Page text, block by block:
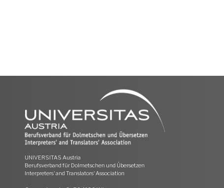
UNIVERSITAS Austria
Berufsverband für Dolmetschen und Übersetzen
Interpreters‘ and Translators‘ Association